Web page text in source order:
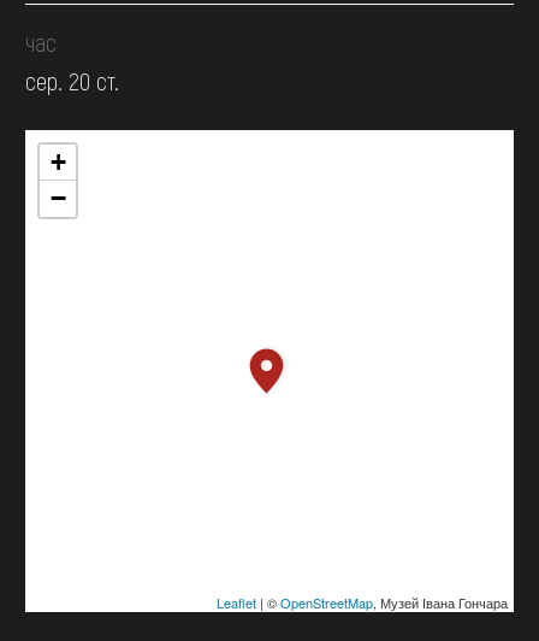
час
сер. 20 ст.
+
−
Leaflet| ©OpenStreetMap, Музей Івана Гончара